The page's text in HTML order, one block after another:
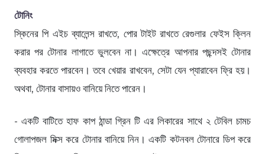
টোনিং
স্কিনের পি এইচ ব্যালেন্স রাখতে, পোর টাইট রাখতে রেগুলার ফেইস ক্লিন
করার পর টোনার লাগাতে ভুলবেন না। এক্ষেত্রে আপনার পছন্দসই টোনার
ব্যবহার করতে পারবেন। তবে খেয়ার রাখবেন, সেটা যেন প্যারাবেন ফ্রি হয়।
অথবা, টোনার বাসায়ও বানিয়ে নিতে পারেন।
- একটি বাটিতে হাফ কাপ ঠান্ডা গ্রিন টি এর লিকারের সাথে ২ টেবিল চামচ
গোলাপজল মিক্স করে টোনার বানিয়ে নিন। একটি কটনবল টোনারে ডিপ করে